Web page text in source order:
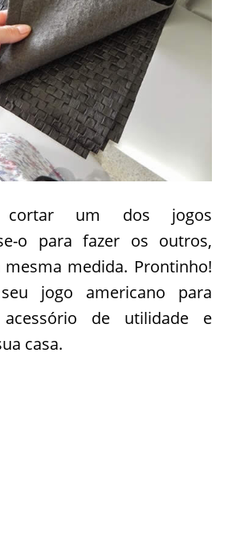
cortar um dos jogos
o para fazer os outros,
medida. Prontinho!
jogo americano para
de utilidade e
casa.